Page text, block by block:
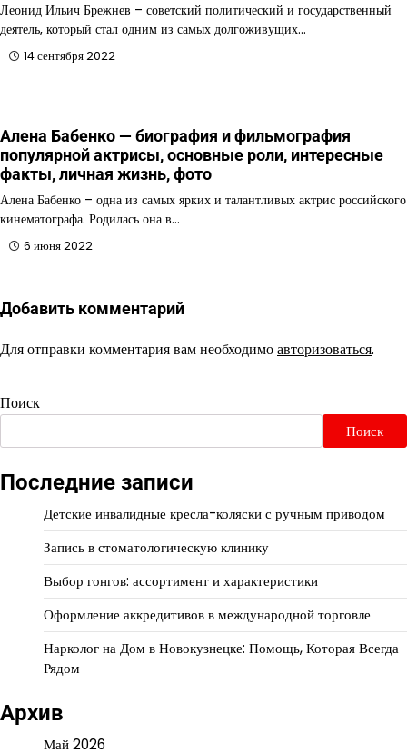
Леонид Ильич Брежнев – советский политический и государственный
деятель, который стал одним из самых долгоживущих…
14 сентября 2022
Алена Бабенко — биография и фильмография
популярной актрисы, основные роли, интересные
факты, личная жизнь, фото
Алена Бабенко – одна из самых ярких и талантливых актрис российского
кинематографа. Родилась она в…
6 июня 2022
Добавить комментарий
Для отправки комментария вам необходимоавторизоваться.
Поиск
Поиск
Последние записи
Детские инвалидные кресла-коляски с ручным приводом
Запись в стоматологическую клинику
Выбор гонгов: ассортимент и характеристики
Оформление аккредитивов в международной торговле
Нарколог на Дом в Новокузнецке: Помощь, Которая Всегда
Рядом
Архив
Май 2026